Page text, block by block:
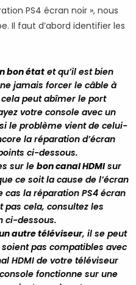
PS4 écran noir », nous
Il faut d’abord identifier les
bon étatet qu’il est bien
jamais forcer le câble à
peut abîmer le port
votre console avec un
le problème vient de celui-
la réparation d’écran
ci-dessous.
sur le bon canal HDMIsur
ce soit la cause de l’écran
cas la réparation PS4 écran
pas cela, consultez les
ci-dessous.
autre téléviseur, il se peut
pas compatibles avec
HDMI de votre téléviseur
fonctionne sur une